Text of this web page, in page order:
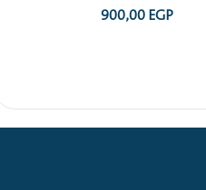
900,00EGP